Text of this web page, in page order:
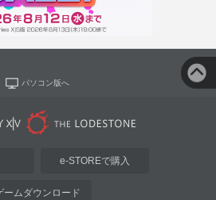
パソコン版へ
e-STOREで購入
ームダウンロード